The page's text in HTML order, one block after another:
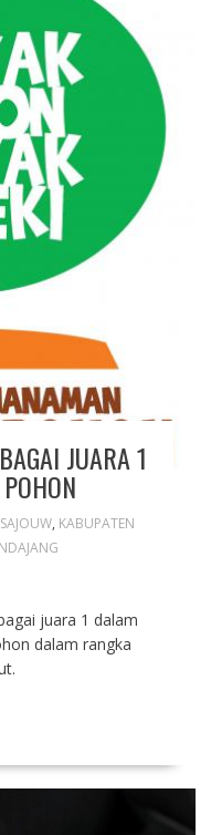
JUARA 1
, KABUPATEN
juara 1 dalam
dalam rangka